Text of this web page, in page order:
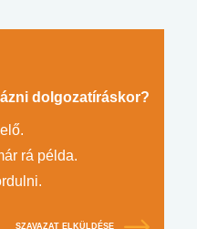
dolgozatíráskor?
rá példa.
SZAVAZAT ELKÜLDÉSE